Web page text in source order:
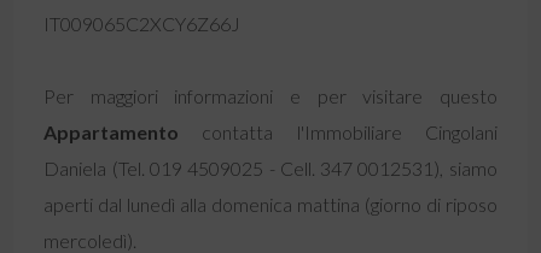
IT009065C2XCY6Z66J
Per maggiori informazioni e per visitare questo
Appartamento contatta l'Immobiliare Cingolani
Daniela (Tel. 019 4509025 - Cell. 347 0012531), siamo
aperti dal lunedì alla domenica mattina (giorno di riposo
mercoledì).